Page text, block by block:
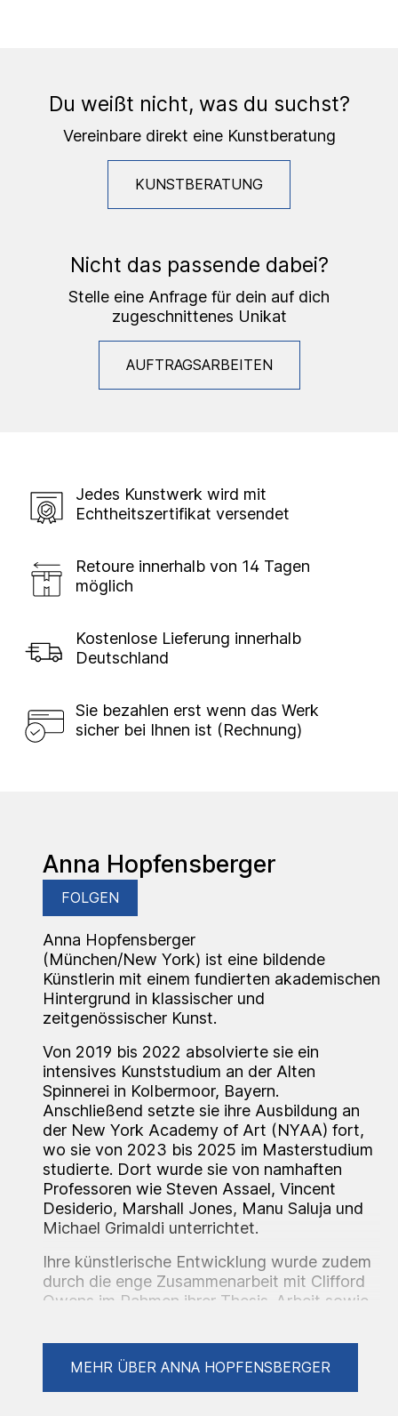
Du weißt nicht, was du suchst?
Vereinbare direkt eine Kunstberatung
KUNSTBERATUNG
Nicht das passende dabei?
Stelle eine Anfrage für dein auf dich
zugeschnittenes Unikat
AUFTRAGSARBEITEN
Jedes Kunstwerk wird mit
Echtheitszertifikat versendet
Retoure innerhalb von 14 Tagen
möglich
Kostenlose Lieferung innerhalb
Deutschland
Sie bezahlen erst wenn das Werk
sicher bei Ihnen ist (Rechnung)
Anna Hopfensberger
FOLGEN
Anna Hopfensberger
(München/New York) ist eine bildende
Künstlerin mit einem fundierten akademischen
Hintergrund in klassischer und
zeitgenössischer Kunst.
Von 2019 bis 2022 absolvierte sie ein
intensives Kunststudium an der Alten
Spinnerei in Kolbermoor, Bayern.
Anschließend setzte sie ihre Ausbildung an
der New York Academy of Art (NYAA) fort,
wo sie von 2023 bis 2025 im Masterstudium
studierte. Dort wurde sie von namhaften
Professoren wie Steven Assael, Vincent
Desiderio, Marshall Jones, Manu Saluja und
Michael Grimaldi unterrichtet.
Ihre künstlerische Entwicklung wurde zudem
durch die enge Zusammenarbeit mit Clifford
Owens im Rahmen ihrer Thesis-Arbeit sowie
Benaroya geprägt.
MEHR ÜBER ANNA HOPFENSBERGER